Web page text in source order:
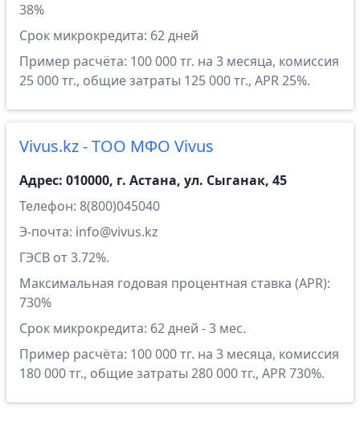
38%
Срок микрокредита: 62 дней
Пример расчёта: 100 000 тг. на 3 месяца, комиссия
25 000 тг., общие затраты 125 000 тг., APR 25%.
Vivus.kz - ТОО МФО Vivus
Адрес: 010000, г. Астана, ул. Сыганак, 45
Телефон: 8(800)045040
Э-почта: info@vivus.kz
ГЭСВ от 3.72%.
Максимальная годовая процентная ставка (APR):
730%
Срок микрокредита: 62 дней - 3 мес.
Пример расчёта: 100 000 тг. на 3 месяца, комиссия
180 000 тг., общие затраты 280 000 тг., APR 730%.